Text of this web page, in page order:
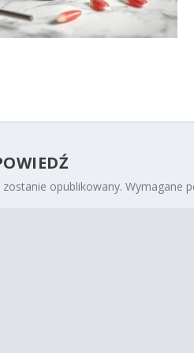
opublikowany. Wymagane